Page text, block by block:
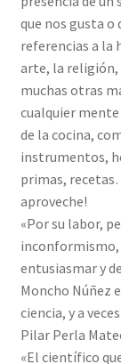
que nos gusta o
referencias a la
arte, la
muchas otras
cualquier
de la cocina,
instrumentos,
primas,
aproveche!
«Por su labor,
inconformismo,
entusiasmar y
Moncho Núñez
ciencia, y a
Pilar Perla
«El científico